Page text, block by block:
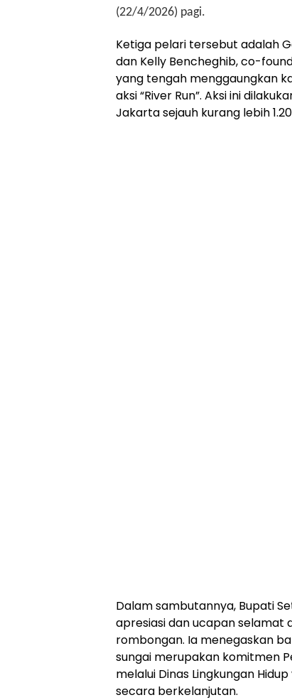
(22/4/2026) pagi.
Ketiga pelari tersebut adalah
dan Kelly Bencheghib, co-
yang tengah menggaungkan
aksi “River Run”. Aksi ini
Jakarta sejauh kurang lebih
Dalam sambutannya, Bupati
apresiasi dan ucapan
rombongan. Ia menegaskan
sungai merupakan komitmen
melalui Dinas Lingkungan
secara berkelanjutan.